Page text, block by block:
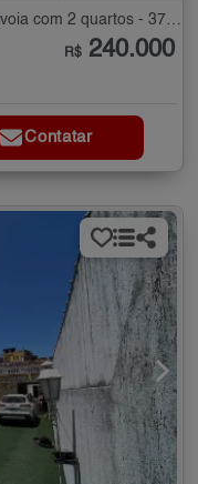
R$ 240.000
Contatar